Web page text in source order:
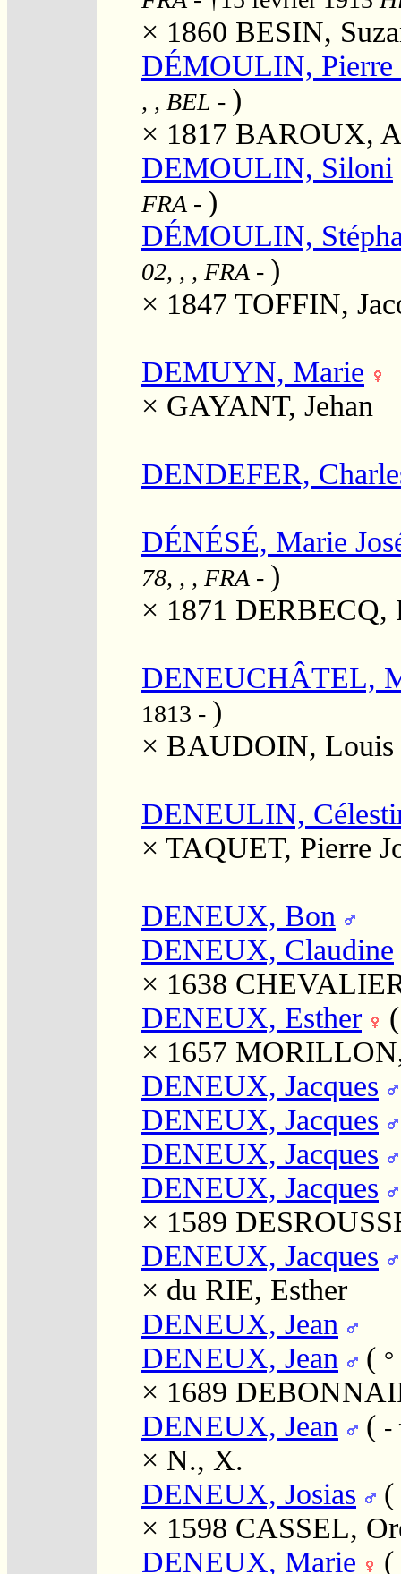
× 1860 BESIN,
DÉMOULIN, Pierre
, , BEL - )
× 1817 BAROUX,
DEMOULIN, Siloni
FRA - )
DÉMOULIN,
02, , , FRA - )
× 1847 TOFFIN,
DEMUYN, Marie
× GAYANT, Jehan
DENDEFER,
DÉNÉSÉ, Marie
78, , , FRA - )
× 1871 DERBECQ,
DENEUCHÂTEL,
1813 - )
× BAUDOIN, Louis
DENEULIN,
× TAQUET, Pierre
DENEUX, Bon
DENEUX, Claudine
× 1638
DENEUX, Esther
× 1657
DENEUX, Jacques
DENEUX, Jacques
DENEUX, Jacques
DENEUX, Jacques
× 1589
DENEUX, Jacques
× du RIE, Esther
DENEUX, Jean
DENEUX, Jean
( °
× 1689
DENEUX, Jean
( -
× N., X.
DENEUX, Josias
(
× 1598 CASSEL,
DENEUX, Marie
(